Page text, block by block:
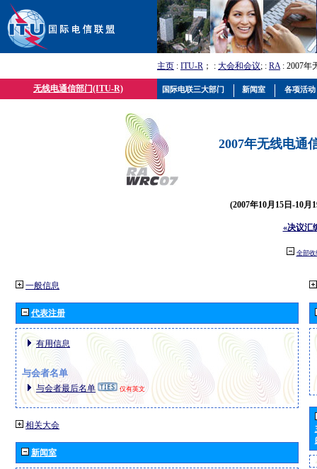
主页 : ITU-R ； : 大会和会议; : RA: 2007年
无线电通信部门(ITU-R)
2007年无线电通
(2007年10月15日-10月
«决议汇
全部收
一般信息
代表注册
有用信息
与会者名单
与会者最后名单 仅有英文
相关大会
新闻室
国际电联三大部门 新闻室 各项活动